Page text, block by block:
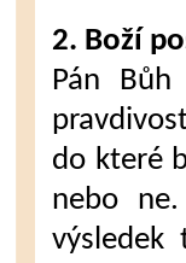
2. Boží
Pán
do které
nebo
výsledek